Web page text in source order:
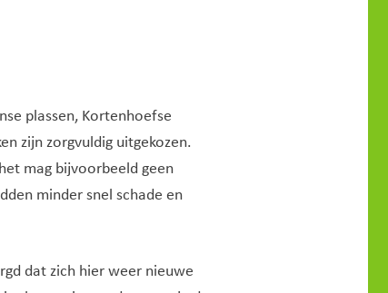
plassen, Kortenhoefse
zijn zorgvuldig uitgekozen.
mag bijvoorbeeld geen
minder snel schade en
dat zich hier weer nieuwe